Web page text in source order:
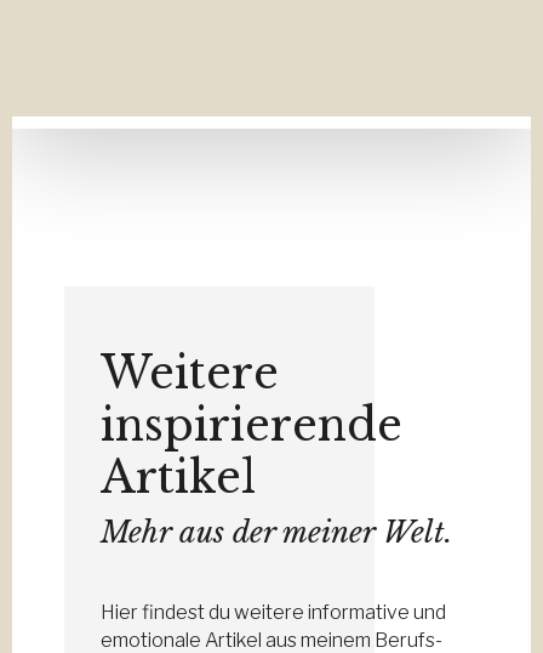
Weitere
inspirierende
Artikel
Mehr aus der meiner Welt.
Hier findest du weitere informative und
emotionale Artikel aus meinem Berufs-